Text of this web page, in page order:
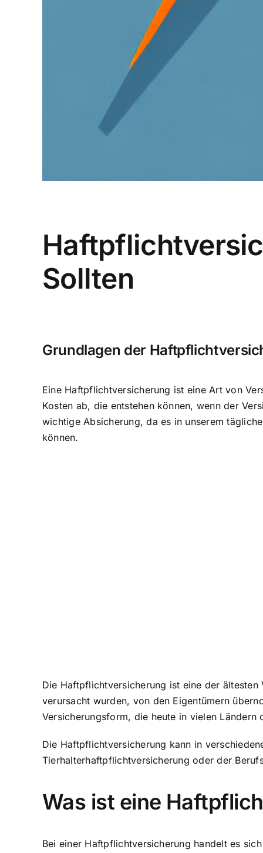
Sollten
Grundlagen der
Eine Haftpflichtversicherung ist eine Art von
Kosten ab, die entstehen können, wenn der
wichtige Absicherung, da es in unserem
können.
Die Haftpflichtversicherung ist eine der
verursacht wurden, von den Eigentümern
Versicherungsform, die heute in vielen Ländern
Die Haftpflichtversicherung kann in
Tierhalterhaftpflichtversicherung oder der
Was ist eine
Bei einer Haftpflichtversicherung handelt es